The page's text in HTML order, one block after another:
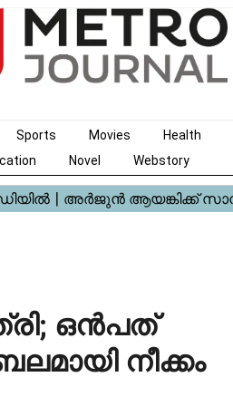
Sports Movies Health
Novel Webstory
ഒൻപത്
നീക്കം